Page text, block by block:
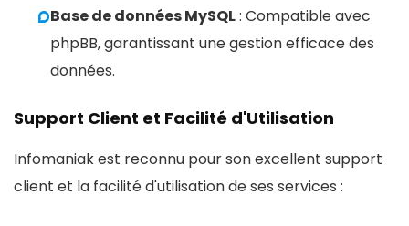
Base de données MySQL: Compatible avec
phpBB, garantissant une gestion efficace des
données.
Support Client et Facilité d'Utilisation
Infomaniak est reconnu pour son excellent support
client et la facilité d'utilisation de ses services :